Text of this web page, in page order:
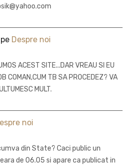
pe Despre noi
ACEST SITE...DAR VREAU SI EU
COMAN,CUM TB SA PROCEDEZ? VA
MULT.
noi
din State? Caci public un
de 06.05 si apare ca publicat in